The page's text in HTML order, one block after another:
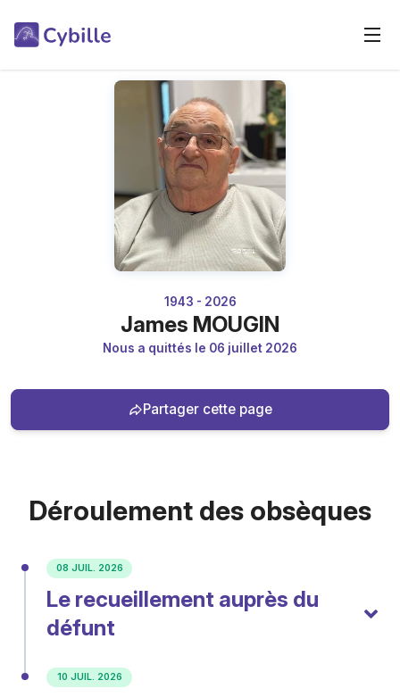
1943 - 2026
James MOUGIN
Nous a quittés le 06 juillet 2026
Partager cette page
Déroulement des obsèques
08 JUIL. 2026
Le recueillement auprès du
défunt
10 JUIL. 2026